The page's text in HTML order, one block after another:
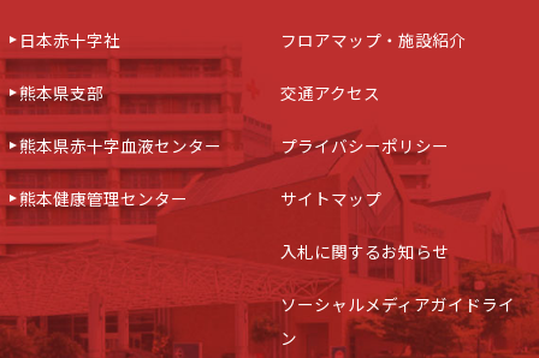
日本赤十字社
熊本県支部
熊本県赤十字血液センター
熊本健康管理センター
フロアマップ・施設紹介
交通アクセス
プライバシーポリシー
サイトマップ
入札に関するお知らせ
ソーシャルメディアガイドライ
ン